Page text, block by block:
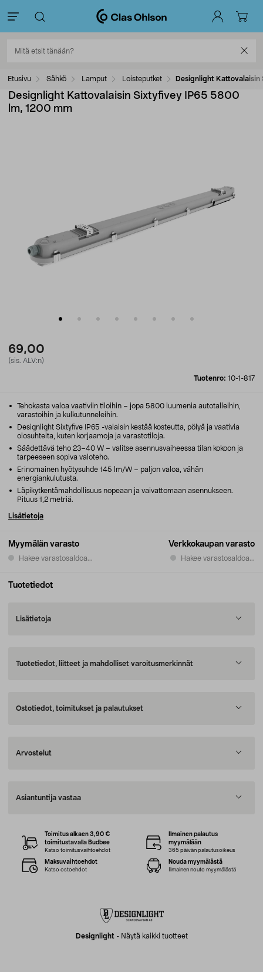
Etusivu Sähkö Lamput Loisteputket Designlight
Designlight Kattovalaisin Sixtyfivey IP65 5800
lm, 1200 mm
69,00
(sis. ALV:n)
Tuotenro: 10-1-817
Myymälän varasto
Hakee varastosaldoa...
Verkkokaupan varasto
Hakee varastosaldoa...
Tehokasta valoa vaativiin tiloihin – jopa 5800 luumenia autotalleihin,
varastoihin ja kulkutunneleihin.
Designlight Sixtyfive IP65 -valaisin kestää kosteutta, pölyä ja vaativia
olosuhteita, kuten korjaamoja ja varastotiloja.
Säädettävä teho 23–40 W – valitse asennusvaiheessa tilan kokoon ja
tarpeeseen sopiva valoteho.
Erinomainen hyötysuhde 145 lm/W – paljon valoa, vähän
energiankulutusta.
Läpikytkentämahdollisuus nopeaan ja vaivattomaan asennukseen.
Pituus 1,2 metriä.
Lisätietoja
Tuotetiedot
Lisätietoja
Tuotetiedot, liitteet ja mahdolliset varoitusmerkinnät
Ostotiedot, toimitukset ja palautukset
Arvostelut
Asiantuntija vastaa
Designlight - Näytä kaikki tuotteet
Toimitus alkaen 3,90 €
toimitustavalla Budbee
Katso toimitusvaihtoehdot
Ilmainen palautus
myymälään
365 päivän palautusoikeus
Maksuvaihtoehdot
Katso ostoehdot
Nouda myymälästä
Ilmainen nouto myymälästä